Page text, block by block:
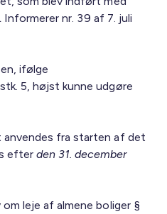
Informerer nr. 39 af 7. juli
ifølge
5, højst kunne udgøre
fra starten af det
efterden 31. december
leje af almene boliger §